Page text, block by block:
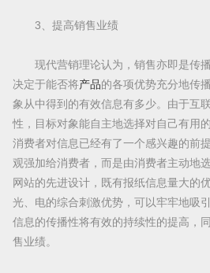
3、提高销售业绩
现代营销理论认为，销售亦即是传播
决定于能否将产品的各项优势充分地传
象从中得到的有效信息有多少。由于互
性，目标对象能自主地选择对自己有用
消费者对信息已经有了一个感兴趣的前
观强加给消费者，而是由消费者主动地
网站的先进设计，既有报纸信息量大的
光、电的综合刺激优势，可以牢牢地吸
信息的传播性将有效的持续性的提高，
售业绩。